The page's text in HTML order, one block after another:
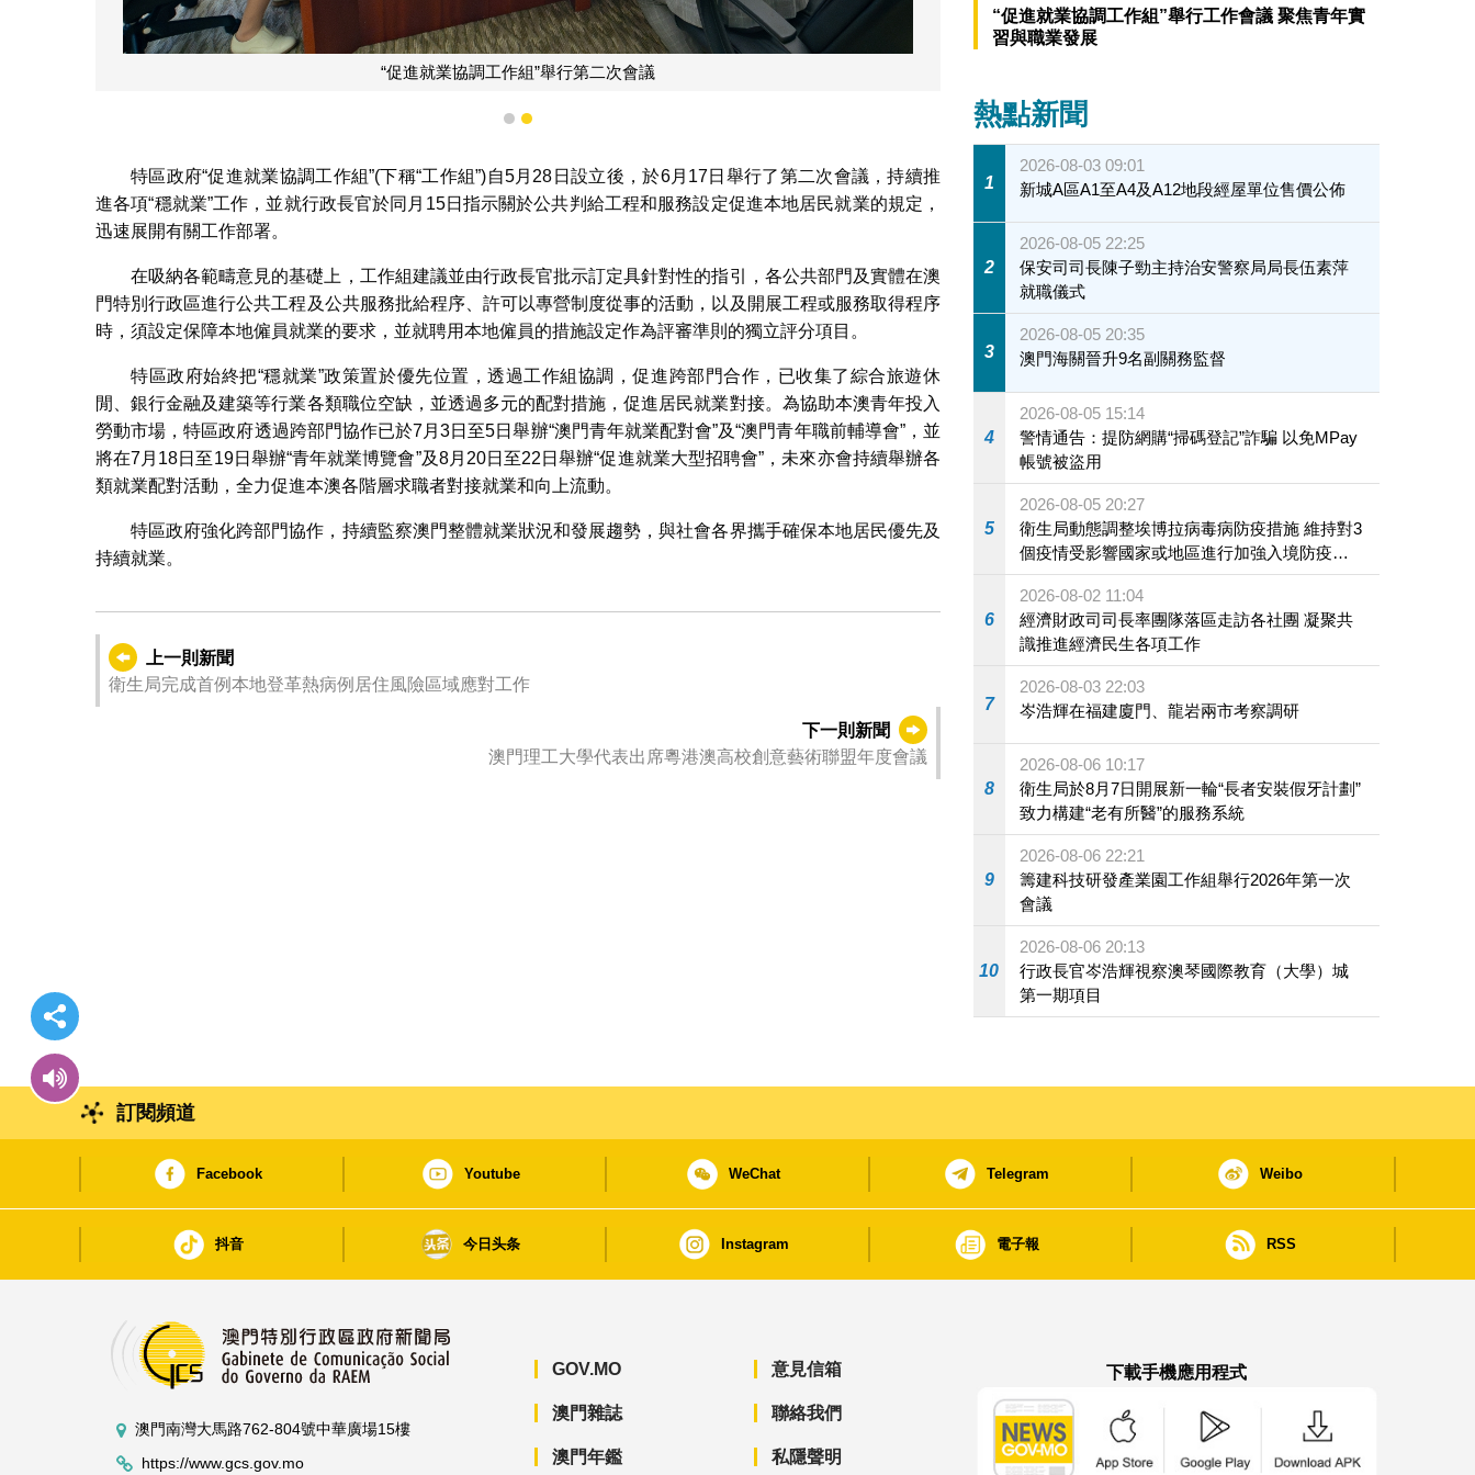
“促進就業協調工作組”舉行第二次會議
1 2
特區政府“促進就業協調工作組”(下稱“工作組”)自5月28日設立後，於6月17日舉行了第二次會議，持續推
進各項“穩就業”工作，並就行政長官於同月15日指示關於公共判給工程和服務設定促進本地居民就業的規定，
迅速展開有關工作部署。
在吸納各範疇意見的基礎上，工作組建議並由行政長官批示訂定具針對性的指引，各公共部門及實體在澳
門特別行政區進行公共工程及公共服務批給程序、許可以專營制度從事的活動，以及開展工程或服務取得程序
時，須設定保障本地僱員就業的要求，並就聘用本地僱員的措施設定作為評審準則的獨立評分項目。
特區政府始終把“穩就業”政策置於優先位置，透過工作組協調，促進跨部門合作，已收集了綜合旅遊休
閒、銀行金融及建築等行業各類職位空缺，並透過多元的配對措施，促進居民就業對接。為協助本澳青年投入
勞動市場，特區政府透過跨部門協作已於7月3日至5日舉辦“澳門青年就業配對會”及“澳門青年職前輔導會”，並
將在7月18日至19日舉辦“青年就業博覽會”及8月20日至22日舉辦“促進就業大型招聘會”，未來亦會持續舉辦各
類就業配對活動，全力促進本澳各階層求職者對接就業和向上流動。
特區政府強化跨部門協作，持續監察澳門整體就業狀況和發展趨勢，與社會各界攜手確保本地居民優先及
持續就業。
上一則新聞
衛生局完成首例本地登革熱病例居住風險區域應對工作
下一則新聞
澳門理工大學代表出席粵港澳高校創意藝術聯盟年度會議
“促進就業協調工作組”舉行工作會議 聚焦青年實
習與職業發展
熱點新聞
1
2026-08-03 09:01
新城A區A1至A4及A12地段經屋單位售價公佈
2
2026-08-05 22:25
保安司司長陳子勁主持治安警察局局長伍素萍
就職儀式
3
2026-08-05 20:35
澳門海關晉升9名副關務監督
4
2026-08-05 15:14
警情通告：提防網購“掃碼登記”詐騙 以免MPay
帳號被盜用
5
2026-08-05 20:27
衛生局動態調整埃博拉病毒病防疫措施 維持對3
個疫情受影響國家或地區進行加強入境防疫措
施
6
2026-08-02 11:04
經濟財政司司長率團隊落區走訪各社團 凝聚共
識推進經濟民生各項工作
7
2026-08-03 22:03
岑浩輝在福建廈門、龍岩兩市考察調研
8
2026-08-06 10:17
衛生局於8月7日開展新一輪“長者安裝假牙計劃”
致力構建“老有所醫”的服務系統
9
2026-08-06 22:21
籌建科技研發產業園工作組舉行2026年第一次
會議
10
2026-08-06 20:13
行政長官岑浩輝視察澳琴國際教育（大學）城
第一期項目
訂閱頻道
Facebook Youtube WeChat Telegram Weibo
抖音 今日头条 Instagram 電子報 RSS
澳門南灣大馬路762-804號中華廣場15樓
https://www.gcs.gov.mo
GOV.MO
澳門雜誌
澳門年鑑
意見信箱
聯絡我們
私隱聲明
下載手機應用程式